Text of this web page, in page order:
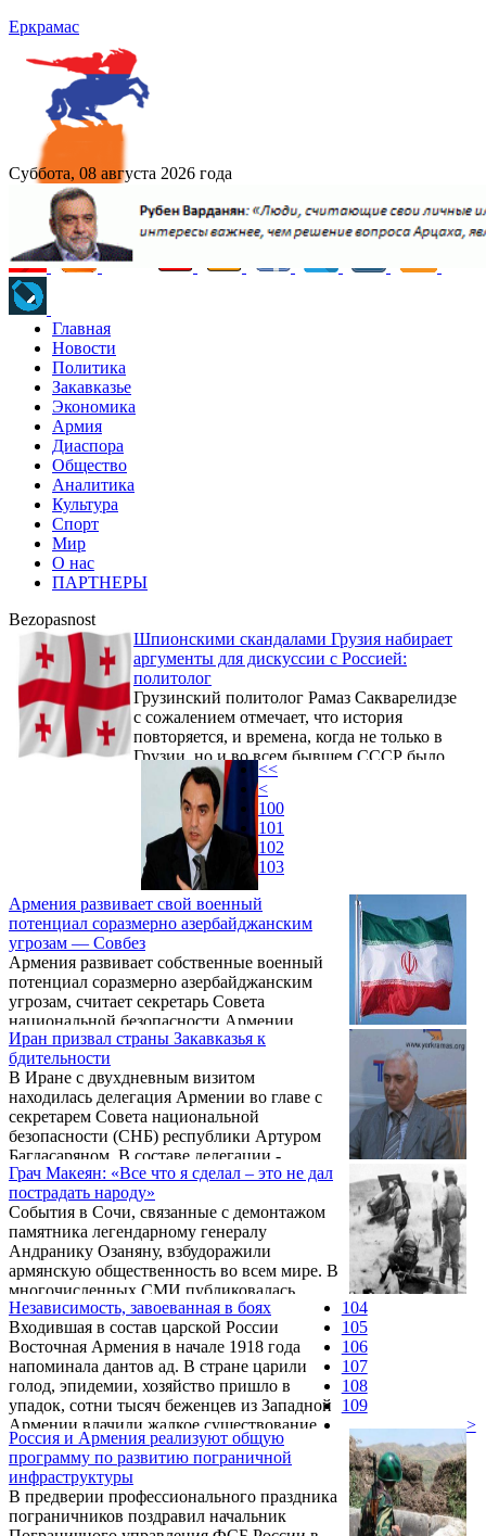
Еркрамас
Суббота, 08 августа 2026 года
Главная
Новости
Политика
Закавказье
Экономика
Армия
Диаспора
Общество
Аналитика
Культура
Спорт
Мир
О нас
ПАРТНЕРЫ
Bezopasnost
Шпионскими скандалами Грузия набирает
аргументы для дискуссии с Россией:
политолог
Грузинский политолог Рамаз Сакварелидзе
с сожалением отмечает, что история
повторяется, и времена, когда не только в
Грузии, но и во всем бывшем СССР было
очень много шпионов, возвращаются. Так
он прокомментировал ИА REGNUM
информацию МВД Грузии об аресте ряда
ведущих фоторепортеров страны. "Дело
еще и в том, что у нас ловят шпионов даже
больше, чем тогда, но результатов их
шпионской деятельности общество не
видит. Даже террористы, и те все же
пытаются что-то взорвать, а шпионы, до
того, как их задержат, ...
Армения развивает свой военный
потенциал соразмерно азербайджанским
угрозам — Совбез
Армения развивает собственные военный
потенциал соразмерно азербайджанским
угрозам, считает секретарь Совета
национальной безопасности Армении
Артур Багдасарян.
Иран призвал страны Закавказья к
бдительности
В Иране с двухдневным визитом
находилась делегация Армении во главе с
секретарем Совета национальной
безопасности (СНБ) республики Артуром
Багдасаряном. В составе делегации -
министр энергетики и транспорта
Армении, сопредседатель двустороннй
межправительственной комиссии Армен
Мовсисян, глава аппарата СНБ Арташес
Авоян, руководитель управления внешней
безопасности СНБ Миша Мелконян. В
Иране Артур Багдасарян принимает участие
в работе международного форума,
посвященного борьбе с терроризмом. Как ...
Грач Макеян: «Все что я сделал – это не дал
пострадать народу»
События в Сочи, связанные с демонтажом
памятника легендарному генералу
Андранику Озаняну, взбудоражили
армянскую общественность во всем мире. В
многочисленных СМИ публиковалась
противоречивая информация, которую было
необходимо прояснить, в связи с чем,
Информационный Центр газеты армян
России «Еркрамас» предлагает читателям
ознакомиться с точкой зрения Грача
Макеяна - председателя сочинского
отделения Союза Армян России.
Независимость, завоеванная в боях
Входившая в состав царской России
Восточная Армения в начале 1918 года
напоминала дантов ад. В стране царили
голод, эпидемии, хозяйство пришло в
упадок, сотни тысяч беженцев из Западной
Армении влачили жалкое существование.
Восточная Армения, после
большевистского переворота 1917 года,
входила в состав Закавказской Федерации -
"лоскутного" государства, терзаемого
внутренними этническими
Россия и Армения реализуют общую
программу по развитию пограничной
инфраструктуры
В предверии профессионального праздника
пограничников поздравил начальник
<<
<
100
101
102
103
104
105
106
107
108
109
>